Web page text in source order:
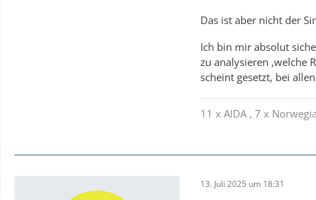
Das ist aber nicht der
Ich bin mir absolut
zu analysieren ,welche
scheint gesetzt, bei
11 x AIDA , 7 x
13. Juli 2025 um 18:31